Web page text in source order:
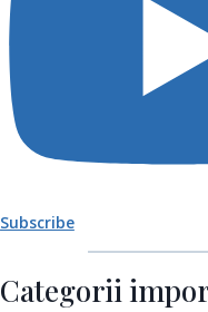
Subscribe
Categorii